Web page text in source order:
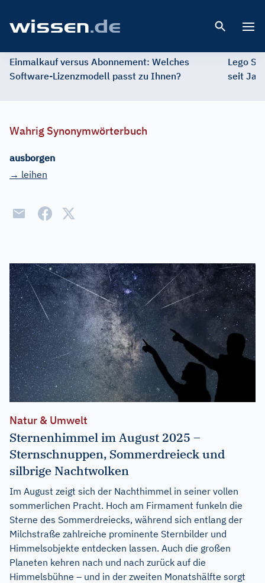
Einmalkauf versus Abonnement: Welches
Software-Lizenzmodell passt zu Ihnen?
Lego
seit
Wahrig Synonymwörterbuch
ausborgen
→ leihen
Natur & Umwelt
Sternenhimmel im August 2025 –
Sternschnuppen, Sommerdreieck und
silbrige Nachtwolken
Im August zeigt sich der Nachthimmel in seiner vollen
sommerlichen Pracht. Hoch am Firmament funkeln die
Sterne des Sommerdreiecks, während sich entlang der
Milchstraße zahlreiche prominente Sternbilder und
Himmelsobjekte entdecken lassen. Auch die großen
Planeten kehren nach und nach zurück auf die
Himmelsbühne – und in der zweiten Monatshälfte sorgt